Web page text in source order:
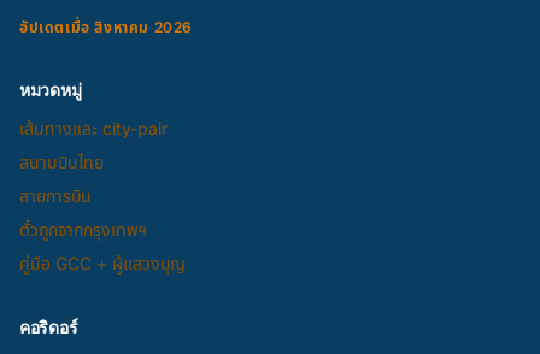
อัปเดตเมื่อ สิงหาคม 2026
หมวดหมู่
เส้นทางและ city-pair
สนามบินไทย
สายการบิน
ตั๋วถูกจากกรุงเทพฯ
คู่มือ GCC + ผู้แสวงบุญ
คอริดอร์